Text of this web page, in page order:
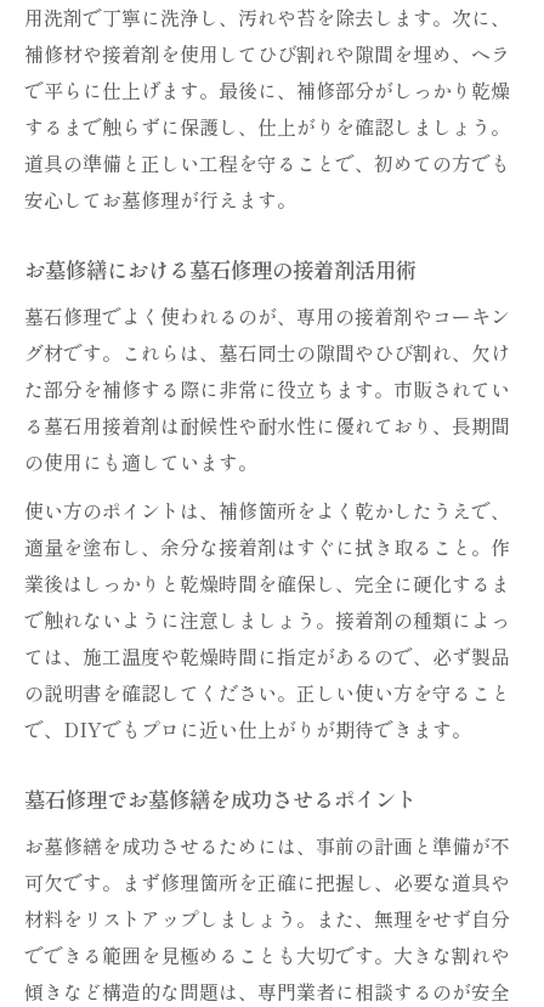
用洗剤で丁寧に洗浄し、汚れや苔を除去します。次に、
補修材や接着剤を使用してひび割れや隙間を埋め、ヘラ
で平らに仕上げます。最後に、補修部分がしっかり乾燥
するまで触らずに保護し、仕上がりを確認しましょう。
道具の準備と正しい工程を守ることで、初めての方でも
安心してお墓修理が行えます。
お墓修繕における墓石修理の接着剤活用術
墓石修理でよく使われるのが、専用の接着剤やコーキン
グ材です。これらは、墓石同士の隙間やひび割れ、欠け
た部分を補修する際に非常に役立ちます。市販されてい
る墓石用接着剤は耐候性や耐水性に優れており、長期間
の使用にも適しています。
使い方のポイントは、補修箇所をよく乾かしたうえで、
適量を塗布し、余分な接着剤はすぐに拭き取ること。作
業後はしっかりと乾燥時間を確保し、完全に硬化するま
で触れないように注意しましょう。接着剤の種類によっ
ては、施工温度や乾燥時間に指定があるので、必ず製品
の説明書を確認してください。正しい使い方を守ること
で、DIYでもプロに近い仕上がりが期待できます。
墓石修理でお墓修繕を成功させるポイント
お墓修繕を成功させるためには、事前の計画と準備が不
可欠です。まず修理箇所を正確に把握し、必要な道具や
材料をリストアップしましょう。また、無理をせず自分
でできる範囲を見極めることも大切です。大きな割れや
傾きなど構造的な問題は、専門業者に相談するのが安全